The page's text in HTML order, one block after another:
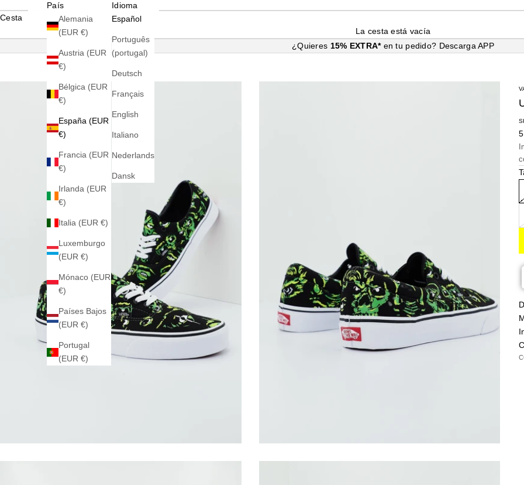
País
Alemania
(EUR €)
Austria (EUR
€)
Bélgica (EUR
€)
España (EUR
€)
Francia (EUR
€)
Irlanda (EUR
€)
Italia (EUR €)
Luxemburgo
(EUR €)
Mónaco (EUR
€)
Países Bajos
(EUR €)
Portugal
(EUR €)
Idioma
Español
Português
(portugal)
Deutsch
Français
English
Italiano
Nederlands
Dansk
Cesta
La cesta está vacía
¿Quieres 15% EXTRA* en tu pedido? Descarga APP